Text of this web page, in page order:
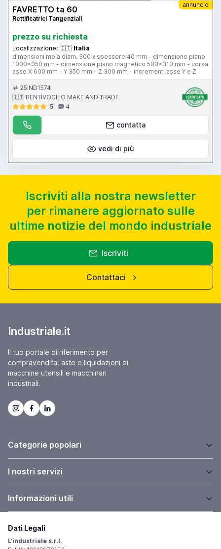
annuncio
FAVRETTO ta 60
Rettificatrici Tangenziali
prezzo su richiesta
Localizzazione: 🇮🇹 Italia
dimensioni mola diam. 300 x spessore 40 mm - dimensione piano
1000x350 mm - dimensione piano magnetico 500x310 mm - corsa
asse X 600 mm - Y 350 mm - Z 300 mm - incrementi asse Y e Z
25IND1574
🇮🇹 BENTIVOGLIO MAKE AND TRADE
5
4
contatta
vedi di più
Iscriviti alla nostra newsletter
per rimanere aggiornato sulle
ultime notizie del mondo industriale
Iscriviti
Contattaci
Industriale.it
Il tuo portale di riferimento per
compravendita, aste e liquidazioni di
macchine utensili e macchinari
industriali.
Categorie popolari
I nostri servizi
Informazioni utili
Dati Legali
L'industriale s.r.l.